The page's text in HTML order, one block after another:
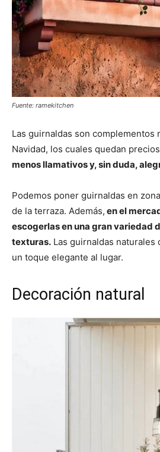
Fuente: ramekitchen
Las guirnaldas son complementos
Navidad, los cuales quedan
menos llamativos y, sin duda,
Podemos poner guirnaldas en
de la terraza. Además, en el
escogerlas en una gran variedad
texturas. Las guirnaldas naturales
un toque elegante al lugar.
Decoración natural